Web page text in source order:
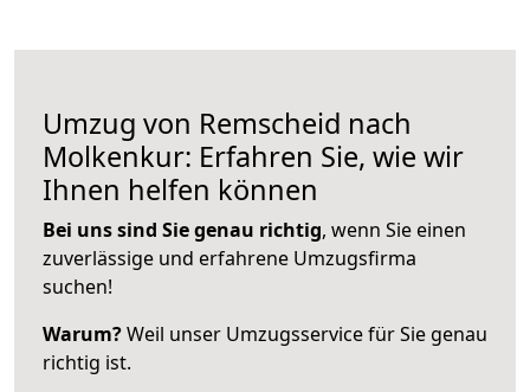
Umzug von Remscheid nach
Molkenkur: Erfahren Sie, wie wir
Ihnen helfen können
Bei uns sind Sie genau richtig, wenn Sie einen
zuverlässige und erfahrene Umzugsfirma
suchen!
Warum?Weil unser Umzugsservice für Sie genau
richtig ist.